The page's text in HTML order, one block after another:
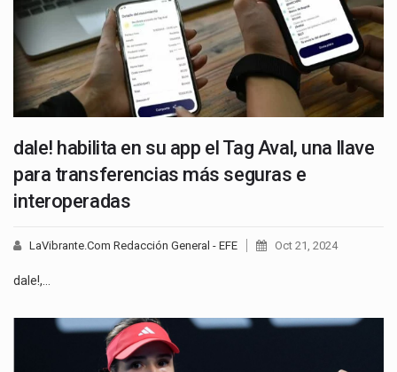
dale! habilita en su app el Tag Aval, una llave
para transferencias más seguras e
interoperadas
LaVibrante.Com Redacción General - EFE Oct 21, 2024
dale!,…